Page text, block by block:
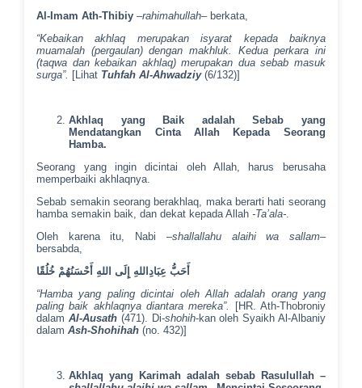
Al-Imam Ath-Thibiy –rahimahullah– berkata,
“Kebaikan akhlaq merupakan isyarat kepada baiknya
muamalah (pergaulan) dengan makhluk. Kedua perkara ini
(taqwa dan kebaikan akhlaq) merupakan dua sebab masuk
surga”. [Lihat Tuhfah Al-Ahwadziy(6/132)]
Akhlaq yang Baik adalah Sebab yang
Mendatangkan Cinta Allah Kepada Seorang
Hamba.
Seorang yang ingin dicintai oleh Allah, harus berusaha
memperbaiki akhlaqnya.
Sebab semakin seorang berakhlaq, maka berarti hati seorang
hamba semakin baik, dan dekat kepada Allah-Ta’ala-
Oleh karena itu, Nabi –shallallahu alaihi wa sallam–
bersabda,
أَحَبُّ عِبَادِاللهِ إِلَى اللهِ أَحْسَنُهُمْ خُلُقًا
“Hamba yang paling dicintai oleh Allah adalah orang yang
paling baik akhlaqnya diantara mereka”.
[HR. Ath-Thobroniy
dalam Al-Ausath(471). Di-shohih-kan oleh Syaikh Al-Albaniy
dalamAsh-Shohihah (no. 432)]
Akhlaq yang Karimah adalah sebab Rasulullah –